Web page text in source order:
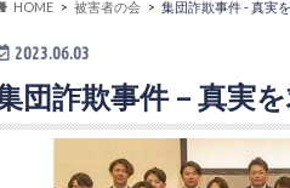
HOME 被害者の会 集団詐欺事件 - 真実
2023.06.03
団詐欺事件 – 真実